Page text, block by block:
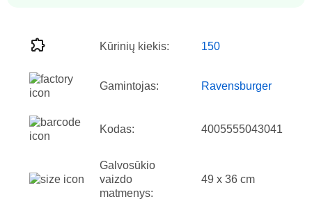
Kūrinių kiekis: 150
Gamintojas: Ravensburger
Kodas: 4005555043041
Galvosūkio
vaizdo
matmenys:
49 x 36 cm